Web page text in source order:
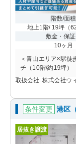
階数/面積
地上1階/ 19坪（
敷金・保
10ヶ月
＜青山エリア×駅徒
チ（10階/約19坪）
取扱会社: 株式会社ウ
条件変更 港区
居抜き譲渡